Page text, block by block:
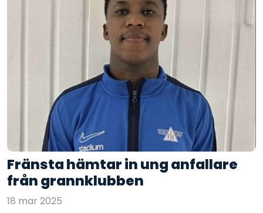
Fränsta hämtar in ung anfallare
från grannklubben
18 mar 2025